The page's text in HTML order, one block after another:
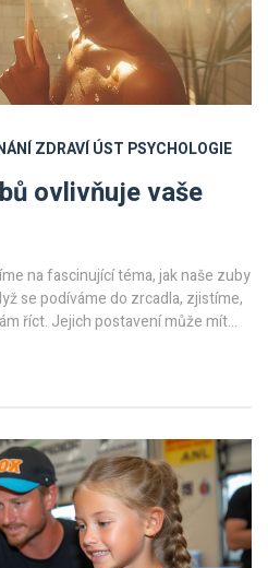
ZDRAVÍ ÚST PSYCHOLOGIE
ovlivňuje vaše
na fascinující téma, jak naše zuby
se podíváme do zrcadla, zjistíme,
říct. Jejich postavení může mít
jak zuby ovlivňují naše